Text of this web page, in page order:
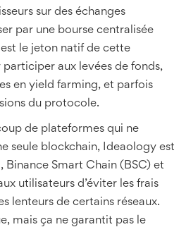
sur des échanges
par une bourse centralisée
le jeton natif de cette
aux levées de fonds,
en yield farming, et parfois
du protocole.
de plateformes qui ne
seule blockchain, Ideaology est
Binance Smart Chain (BSC) et
utilisateurs d’éviter les frais
lenteurs de certains réseaux.
mais ça ne garantit pas le